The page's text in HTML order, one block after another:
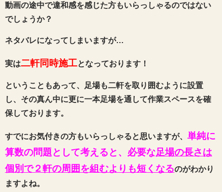
動画の途中で違和感を感じた方もいらっしゃるのではない
でしょうか？
ネタバレになってしまいますが…
実は二軒同時施工となっております！
ということもあって、足場も二軒を取り囲むように設置
し、その真ん中に更に一本足場を通して作業スペースを確
保しております。
すでにお気付きの方もいらっしゃると思いますが、 単純に
算数の問題として考えると、 必要な足場の長さは
個別で２軒の周囲を組むよりも短くなるのがわかり
ますよね。